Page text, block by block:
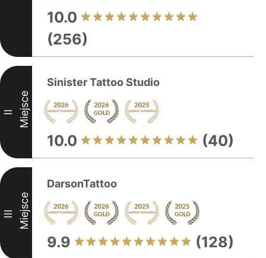
10.0
(256)
II Miejsce
Sinister Tattoo Studio
10.0 (40)
III Miejsce
DarsonTattoo
9.9 (128)